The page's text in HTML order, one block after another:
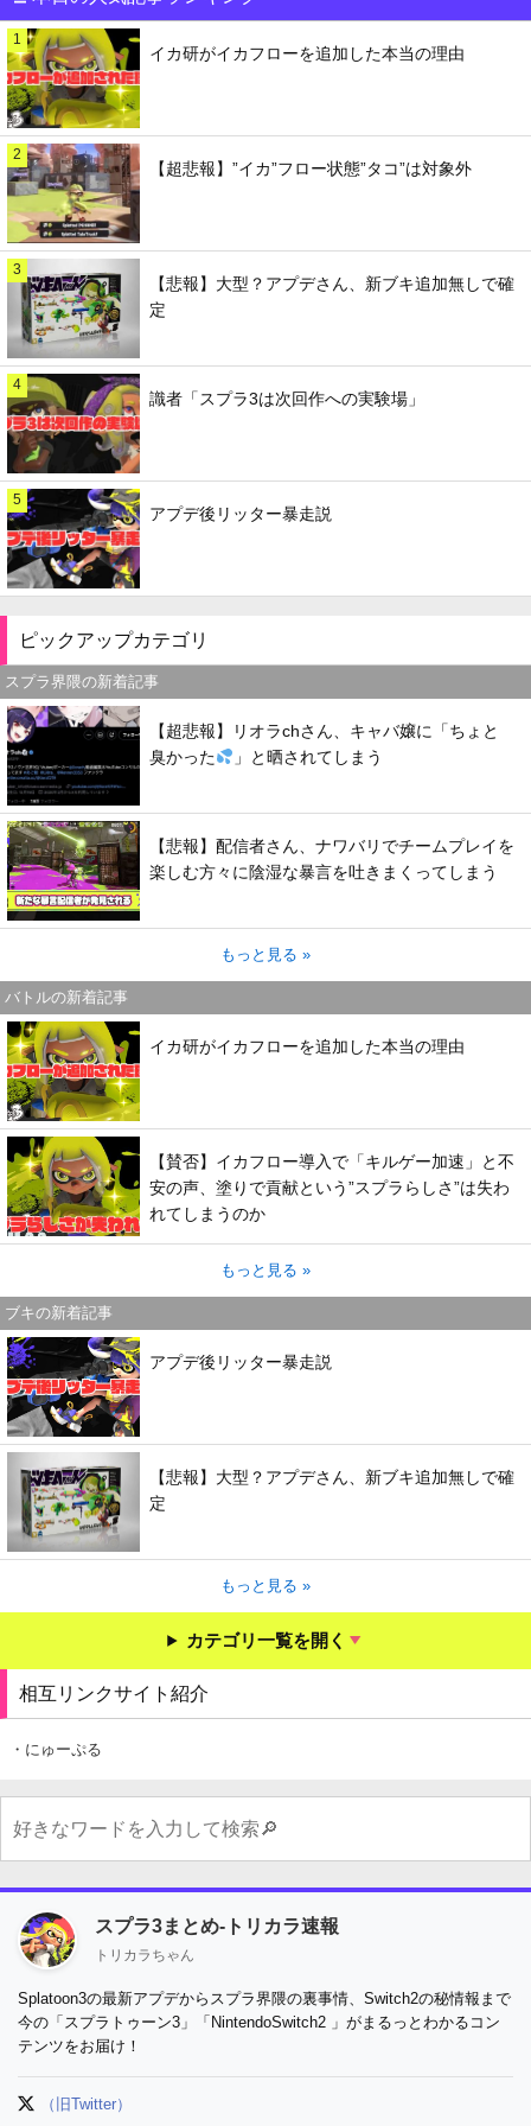
1
イカ研がイカフローを追加した本当の理由
2
【超悲報】”イカ”フロー状態”タコ”は対象外
3
【悲報】大型？アプデさん、新ブキ追加無しで確
定
4
識者「スプラ3は次回作への実験場」
5
アプデ後リッター暴走説
ピックアップカテゴリ
スプラ界隈の新着記事
【超悲報】リオラchさん、キャバ嬢に「ちょと
臭かった
」と晒されてしまう
【悲報】配信者さん、ナワバリでチームプレイを
楽しむ方々に陰湿な暴言を吐きまくってしまう
もっと見る »
バトルの新着記事
イカ研がイカフローを追加した本当の理由
【賛否】イカフロー導入で「キルゲー加速」と不
安の声、塗りで貢献という”スプラらしさ”は失わ
れてしまうのか
もっと見る »
ブキの新着記事
アプデ後リッター暴走説
【悲報】大型？アプデさん、新ブキ追加無しで確
定
もっと見る »
カテゴリ一覧を開く
相互リンクサイト紹介
・にゅーぷる
スプラ3まとめ-トリカラ速報
トリカラちゃん
Splatoon3の最新アプデからスプラ界隈の裏事情、Switch2の秘情報まで
今の「スプラトゥーン3」「NintendoSwitch2 」がまるっとわかるコン
テンツをお届け！
（旧Twitter）